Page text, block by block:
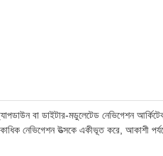
বা ডাইটার-মডুলেটেড নেভিগেশন
নেভিগেশন উত্সকে একীভূত করে, আকাশী